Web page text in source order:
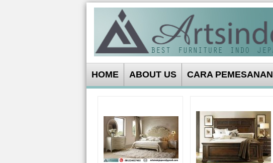
HOME ABOUT US CARA PEMESANAN